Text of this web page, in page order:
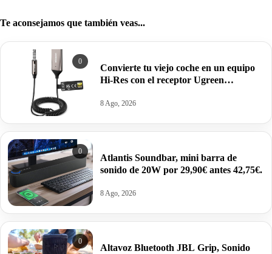
Te aconsejamos que también veas...
0
Convierte tu viejo coche en un equipo
Hi-Res con el receptor Ugreen
21,99€.
8 Ago, 2026
0
Atlantis Soundbar, mini barra de
sonido de 20W por 29,90€ antes 42,75€.
8 Ago, 2026
0
Altavoz Bluetooth JBL Grip, Sonido